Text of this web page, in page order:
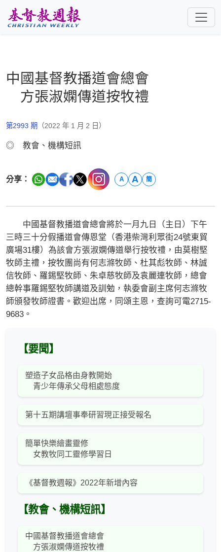
中國基督教播道會總會
方張淑嫻傳道按牧禮
第2993 期 （2022 年 1 月 2 日）
◎ 教會、機構短訊
分享： A A 簡
中國基督教播道會總會將於一月九日（主日）下午
三時三十分假播道會傳恩堂（香港柴灣利眾街24號東貿
廣場31樓）為該會方張淑嫻傳道舉行按牧禮，由莫樹堅
牧師主禮，按牧團尚有何志滌牧師、杜其彪牧師、林誠
信牧師、羅錫堅牧師、朱卓慈牧師及袁麗連牧師，總會
總幹事羅錫堅牧師講道及訓勉，執委會副主席何志滌牧
師頒發牧師證書。歡迎出席，同頌主恩，查詢可電2715-
9683。
【要聞】
塑造子女品格由身教開始
青少年傳承父母相處態度
第十五期講壇事奉研習現正接受報名
簡單快樂繪畫靈修
女教牧同工靈修學習日
《基督教週報》2022年新增內容
【教會、機構短訊】
中國基督教播道會總會
方張淑嫻傳道按牧禮